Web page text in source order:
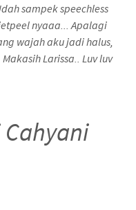
sampek speechless
nyaaa... Apalagi
wajah aku jadi halus,
Larissa.. Luv luv